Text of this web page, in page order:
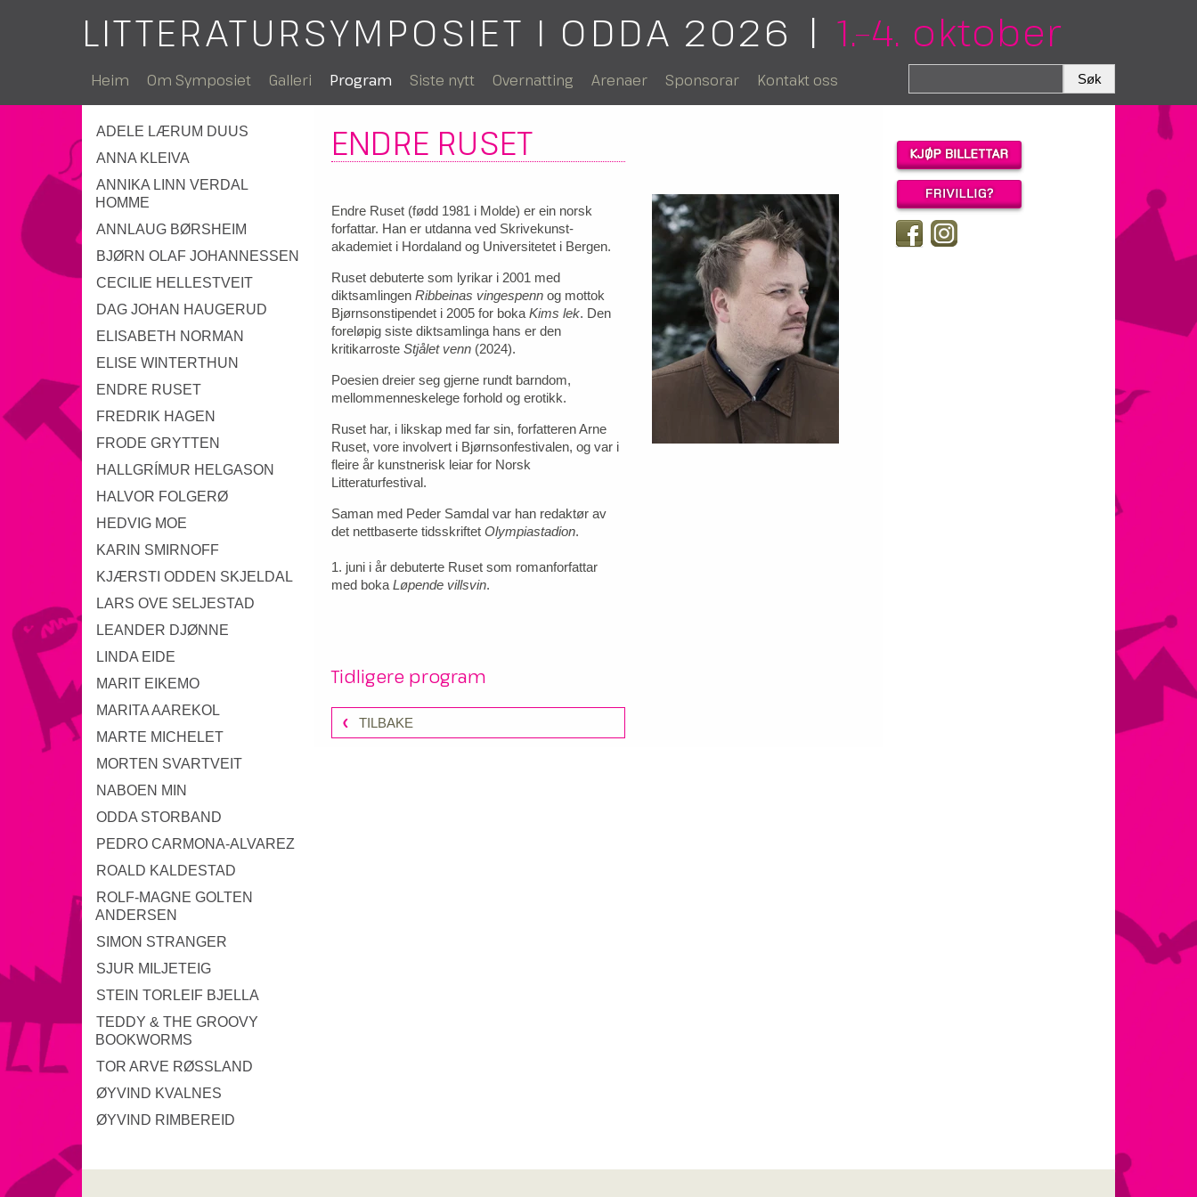
LITTERATURSYMPOSIET I ODDA 2026 | 1.–4. oktober
Heim Om Symposiet Galleri Program Siste nytt Overnatting Arenaer Sponsorar Kontakt oss
ADELE LÆRUM DUUS
ANNA KLEIVA
ANNIKA LINN VERDAL
HOMME
ANNLAUG BØRSHEIM
BJØRN OLAF JOHANNESSEN
CECILIE HELLESTVEIT
DAG JOHAN HAUGERUD
ELISABETH NORMAN
ELISE WINTERTHUN
ENDRE RUSET
FREDRIK HAGEN
FRODE GRYTTEN
HALLGRÍMUR HELGASON
HALVOR FOLGERØ
HEDVIG MOE
KARIN SMIRNOFF
KJÆRSTI ODDEN SKJELDAL
LARS OVE SELJESTAD
LEANDER DJØNNE
LINDA EIDE
MARIT EIKEMO
MARITA AAREKOL
MARTE MICHELET
MORTEN SVARTVEIT
NABOEN MIN
ODDA STORBAND
PEDRO CARMONA-ALVAREZ
ROALD KALDESTAD
ROLF-MAGNE GOLTEN
ANDERSEN
SIMON STRANGER
SJUR MILJETEIG
STEIN TORLEIF BJELLA
TEDDY & THE GROOVY
BOOKWORMS
TOR ARVE RØSSLAND
ØYVIND KVALNES
ØYVIND RIMBEREID
ENDRE RUSET
Endre Ruset (fødd 1981 i Molde) er ein norsk
forfattar. Han er utdanna ved Skrivekunst-
akademiet i Hordaland og Universitetet i Bergen.
Ruset debuterte som lyrikar i 2001 med
diktsamlingen Ribbeinas vingespenn og mottok
Bjørnsonstipendet i 2005 for boka Kims lek. Den
foreløpig siste diktsamlinga hans er den
kritikarroste Stjålet venn (2024).
Poesien dreier seg gjerne rundt barndom,
mellommenneskelege forhold og erotikk.
Ruset har, i likskap med far sin, forfatteren Arne
Ruset, vore involvert i Bjørnsonfestivalen, og var i
fleire år kunstnerisk leiar for Norsk
Litteraturfestival.
Saman med Peder Samdal var han redaktør av
det nettbaserte tidsskriftet Olympiastadion.
1. juni i år debuterte Ruset som romanforfattar
med boka Løpende villsvin.
Tidligere program
TILBAKE